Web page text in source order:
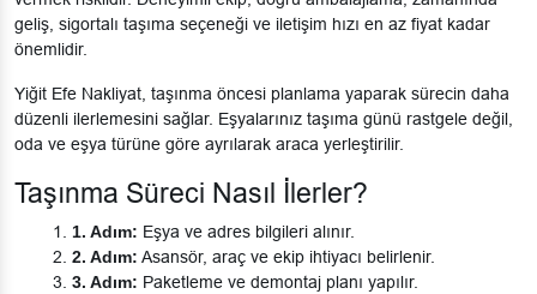
geliş, sigortalı taşıma seçeneği ve iletişim hızı en az fiyat kadar
önemlidir.
Yiğit Efe Nakliyat, taşınma öncesi planlama yaparak sürecin daha
düzenli ilerlemesini sağlar. Eşyalarınız taşıma günü rastgele değil,
oda ve eşya türüne göre ayrılarak araca yerleştirilir.
Taşınma Süreci Nasıl İlerler?
1. Adım: Eşya ve adres bilgileri alınır.
2. Adım: Asansör, araç ve ekip ihtiyacı belirlenir.
3. Adım: Paketleme ve demontaj planı yapılır.